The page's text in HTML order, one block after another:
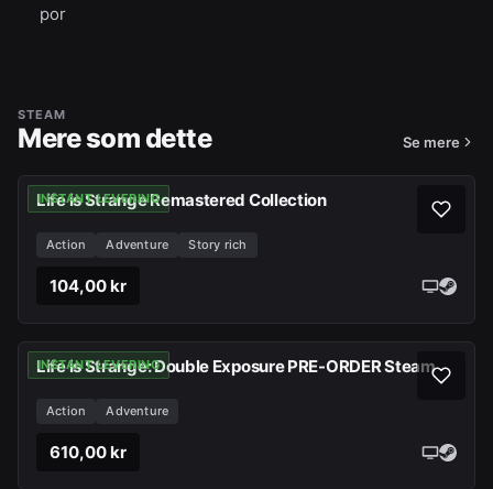
por
STEAM
Mere som dette Se mere
INSTANT LEVERING
Life is Strange Remastered Collection
Action Adventure Story rich
104,00 kr
INSTANT LEVERING
Life is Strange: Double Exposure PRE-ORDER Steam
Action Adventure
610,00 kr